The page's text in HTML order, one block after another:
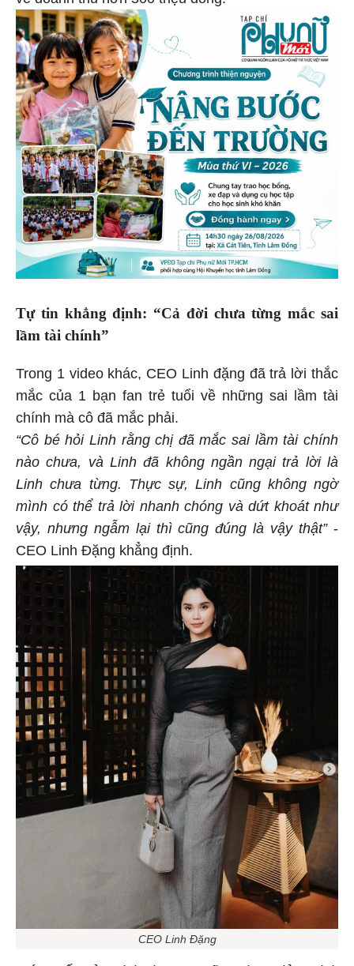
Tự tin khẳng định: “Cả đời chưa từng mắc sai
lầm tài chính”
Trong 1 video khác, CEO Linh đặng đã trả lời thắc
mắc của 1 bạn fan trẻ tuổi về những sai lầm tài
chính mà cô đã mắc phải.
“Cô bé hỏi Linh rằng chị đã mắc sai lầm tài chính
nào chưa, và Linh đã không ngần ngại trả lời là
Linh chưa từng. Thực sự, Linh cũng không ngờ
mình có thể trả lời nhanh chóng và dứt khoát như
vậy, nhưng ngẫm lại thì cũng đúng là vậy thật”-
CEO Linh Đặng khẳng định.
CEO Linh Đặng